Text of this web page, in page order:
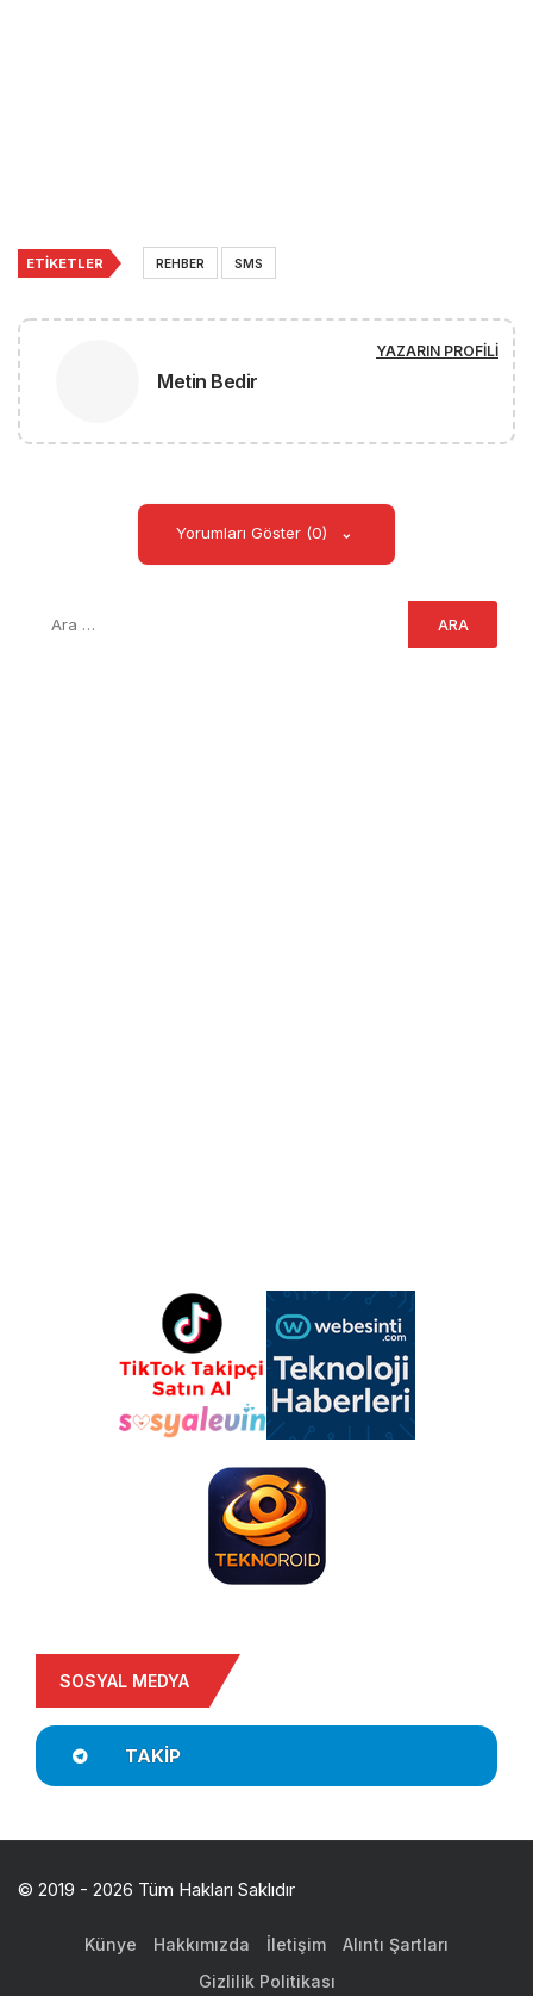
ETIKETLER REHBER SMS
Metin Bedir
YAZARIN PROFILI
Yorumları Göster (0)
SOSYAL MEDYA
TAKIP
© 2019 - 2026 Tüm Hakları Saklıdır
Künye Hakkımızda İletişim
Alıntı Şartları
Gizlilik Politikası